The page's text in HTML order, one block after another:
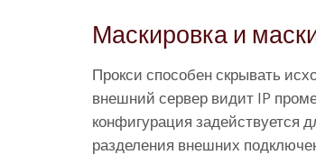
Маскировка и
Прокси способен скрывать
внешний сервер видит IP
конфигурация задействуется
разделения внешних